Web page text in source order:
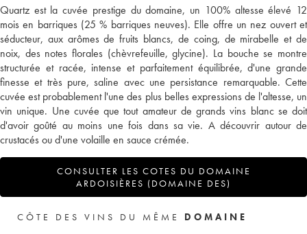
Quartz est la cuvée prestige du domaine, un 100% altesse élevé 12
mois en barriques (25 % barriques neuves). Elle offre un nez ouvert et
séducteur, aux arômes de fruits blancs, de coing, de mirabelle et de
noix, des notes florales (chèvrefeuille, glycine). La bouche se montre
structurée et racée, intense et parfaitement équilibrée, d'une grande
finesse et très pure, saline avec une persistance remarquable. Cette
cuvée est probablement l'une des plus belles expressions de l'altesse, un
vin unique. Une cuvée que tout amateur de grands vins blanc se doit
d'avoir goûté au moins une fois dans sa vie. A découvrir autour de
crustacés ou d'une volaille en sauce crémée.
CONSULTER LES COTES DU DOMAINE
ARDOISIÈRES (DOMAINE DES)
CÔTE DES VINS DU MÊME DOMAINE